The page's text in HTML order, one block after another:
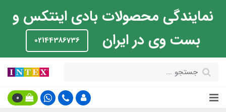
نمایندگی محصولات بادی اینتکس و
بست وی در ایران
02144386736
0